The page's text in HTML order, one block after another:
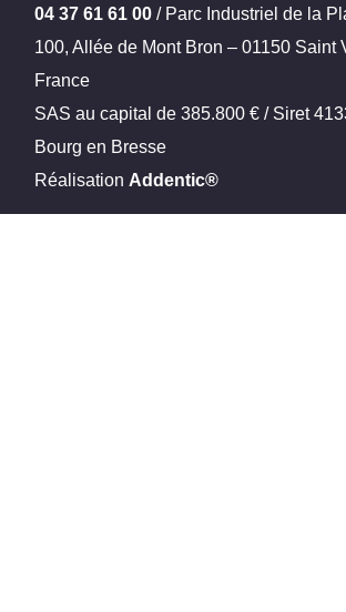
04 37 61 61 00 / Parc Industriel de la
100, Allée de Mont Bron – 01150 Saint
France
SAS au capital de 385.800 € / Siret
Bourg en Bresse
Réalisation Addentic®